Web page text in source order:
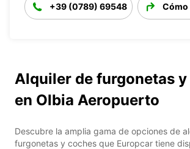
+39 (0789) 69548
Alquiler de furgonetas
en Olbia Aeropuerto
Descubre la amplia gama de opciones de
furgonetas y coches que Europcar tiene